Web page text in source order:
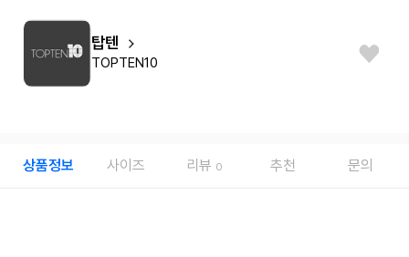
탑텐
TOPTEN10
상품정보 사이즈 리뷰 0 추천 문의